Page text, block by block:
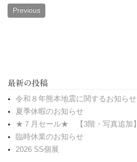
Previous
最新の投稿
令和８年熊本地震に関するお知らせ
夏季休暇のお知らせ
★７月セール★ 【3階・写真追加】
臨時休業のお知らせ
2026 SS個展